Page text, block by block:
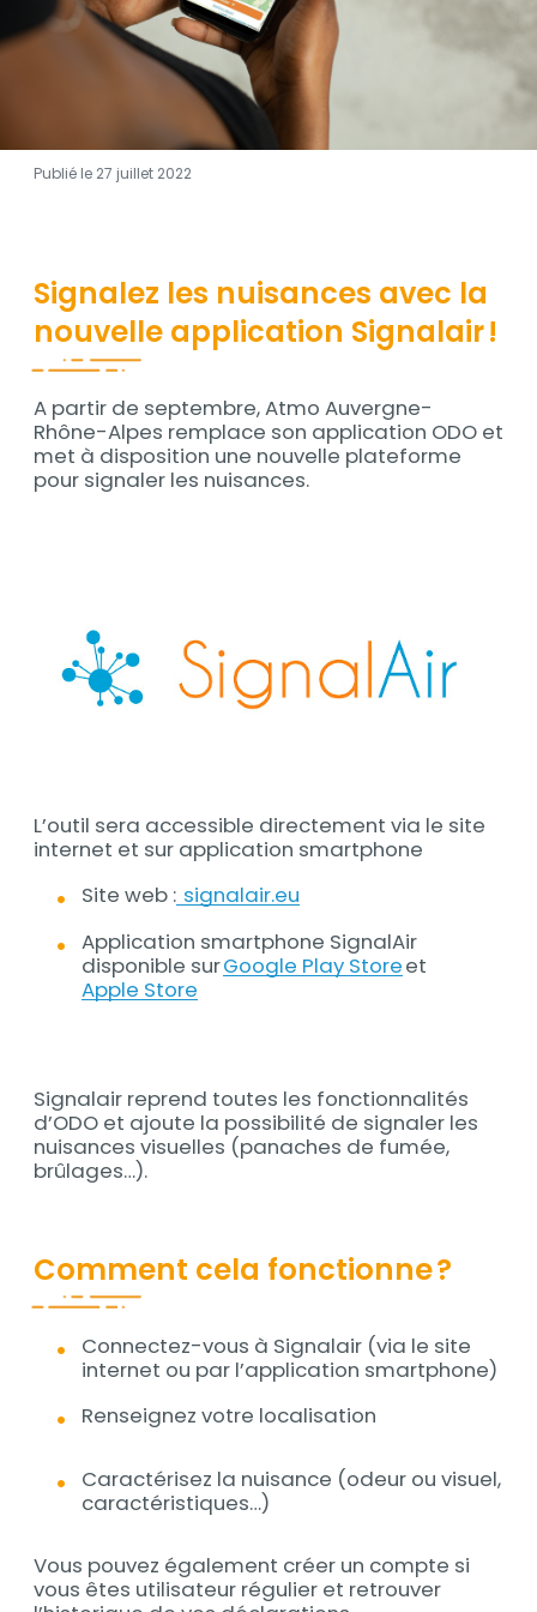
Publié le 27 juillet 2022
Signalez les nuisances avec la
nouvelle application Signalair !
Contenu
A partir de septembre, Atmo Auvergne-
Rhône-Alpes remplace son application ODO et
met à disposition une nouvelle plateforme
pour signaler les nuisances.
L’outil sera accessible directement via le site
internet et sur application smartphone
Site web :signalair.eu
Application smartphone SignalAir
disponible surGoogle Play Storeet
Apple Store
Signalair reprend toutes les fonctionnalités
d’ODO et ajoute la possibilité de signaler les
nuisances visuelles (panaches de fumée,
brûlages…).
Comment cela fonctionne ?
ContenuConnectez-vous à Signalair (via le site
internet ou par l’application smartphone)
Renseignez votre localisation
Caractérisez la nuisance (odeur ou visuel,
caractéristiques…)
Vous pouvez également créer un compte si
vous êtes utilisateur régulier et retrouver